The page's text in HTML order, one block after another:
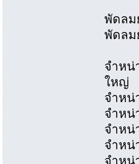
พัดลม
พัดลม
จำหน่
ใหญ่
จำหน่
จำหน่
จำหน่
จำหน่
จำหน่